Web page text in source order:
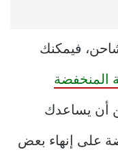
فيمكنك
أن يساعدك
على إنهاء بعض